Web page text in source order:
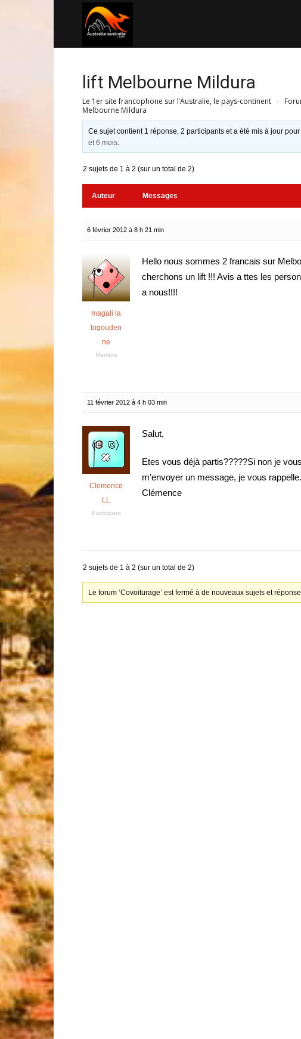
lift Melbourne Mildura
Le 1er site francophone sur l’Australie, le pays-continent ›
Melbourne Mildura
Ce sujet contient 1 réponse, 2 participants et a été mis à jour
et 6 mois.
2 sujets de 1 à 2 (sur un total de 2)
Auteur Messages
6 février 2012 à 8 h 21 min
magali la
bigouden
ne
Membre
Hello nous sommes 2 francais sur
cherchons un lift !!! Avis a ttes les
a nous!!!!
11 février 2012 à 4 h 03 min
Clemence
LL
Participant
Salut,
Etes vous déjà partis?????Si non je
m’envoyer un message, je vous
Clémence
2 sujets de 1 à 2 (sur un total de 2)
Le forum ‘Covoiturage’ est fermé à de nouveaux sujets et